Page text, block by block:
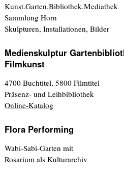
Kunst.Garten.Bibliothek.Mediathek
Sammlung Horn
Skulpturen, Installationen, Bilder
Medienskulptur
Filmkunst
4700 Buchtitel, 5800 Filmtitel
Präsenz- und Leihbibliothek
Online-Katalog
Flora Performing
Wabi-Sabi-Garten mit
Rosarium als Kulturarchiv